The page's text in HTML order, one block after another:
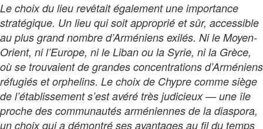
Le choix du lieu revêtait également une importance
stratégique. Un lieu qui soit approprié et sûr, accessible
au plus grand nombre d’Arméniens exilés. Ni le Moyen-
Orient, ni l’Europe, ni le Liban ou la Syrie, ni la Grèce,
où se trouvaient de grandes concentrations d’Arméniens
réfugiés et orphelins. Le choix de Chypre comme siège
de l’établissement s’est avéré très judicieux — une île
proche des communautés arméniennes de la diaspora,
un choix qui a démontré ses avantages au fil du temps